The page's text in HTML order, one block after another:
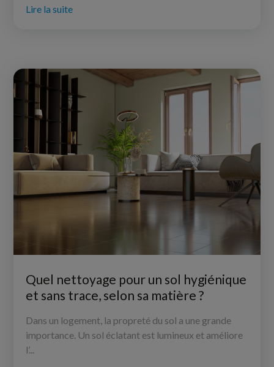
Lire la suite
Quel nettoyage pour un sol hygiénique
et sans trace, selon sa matière ?
Dans un logement, la propreté du sol a une grande
importance. Un sol éclatant est lumineux et améliore
l’...